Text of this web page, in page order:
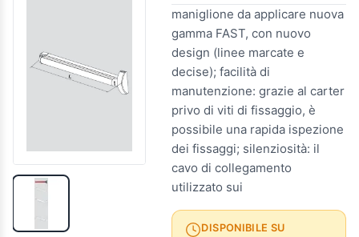
maniglione da applicare nuova
gamma FAST, con nuovo
design (linee marcate e
decise); facilità di
manutenzione: grazie al carter
privo di viti di fissaggio, è
possibile una rapida ispezione
dei fissaggi; silenziosità: il
cavo di collegamento
utilizzato sui
DISPONIBILE SU